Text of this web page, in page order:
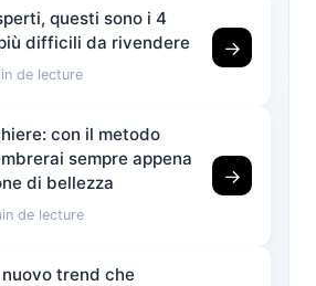
questi sono i 4
difficili da rivendere
de lecture
→
con il metodo
sempre appena
di bellezza
de lecture
→
trend che